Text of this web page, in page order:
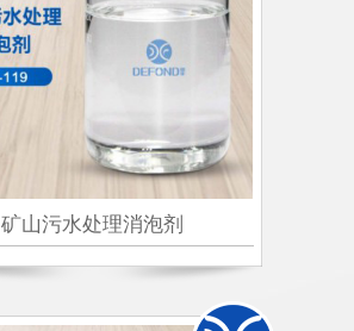
矿山污水处理消泡剂